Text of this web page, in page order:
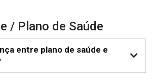
/ Plano de Saúde
entre plano de saúde e